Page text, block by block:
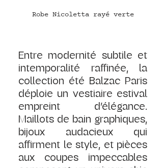
Robe Nicoletta rayé verte
Entre modernité subtile et
intemporalité raffinée, la
collection été Balzac Paris
déploie un vestiaire estival
empreint d’élégance.
Maillots de bain graphiques,
bijoux audacieux qui
affirment le style, et pièces
aux coupes impeccables